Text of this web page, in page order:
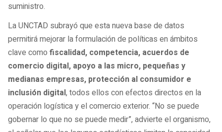
suministro.
La UNCTAD subrayó que esta nueva base de datos
permitirá mejorar la formulación de políticas en ámbitos
clave como fiscalidad, competencia, acuerdos de
comercio digital, apoyo a las micro, pequeñas y
medianas empresas, protección al consumidor e
inclusión digital, todos ellos con efectos directos en la
operación logística y el comercio exterior. “No se puede
gobernar lo que no se puede medir”, advierte el organismo,